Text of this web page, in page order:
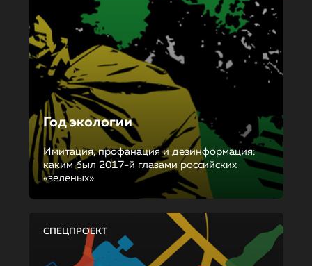
Год экологии
Имитация, профанация и дезинформация:
каким был 2017-й глазами российских
«зеленых»
СПЕЦПРОЕКТ